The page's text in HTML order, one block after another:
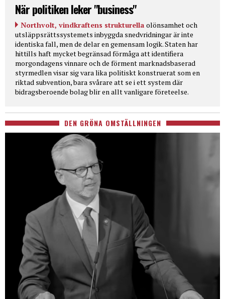
När politiken leker "business"
Northvolt, vindkraftens strukturella olönsamhet och
utsläppsrättssystemets inbyggda snedvridningar är inte
identiska fall, men de delar en gemensam logik. Staten har
hittills haft mycket begränsad förmåga att identifiera
morgondagens vinnare och de förment marknadsbaserad
styrmedlen visar sig vara lika politiskt konstruerat som en
riktad subvention, bara svårare att se i ett system där
bidragsberoende bolag blir en allt vanligare företeelse.
DEN GRÖNA OMSTÄLLNINGEN